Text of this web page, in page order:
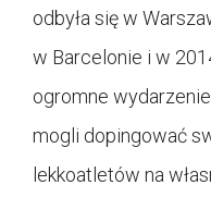
odbyła się w
w Barcelonie i w
ogromne
mogli dopingować
lekkoatletów na